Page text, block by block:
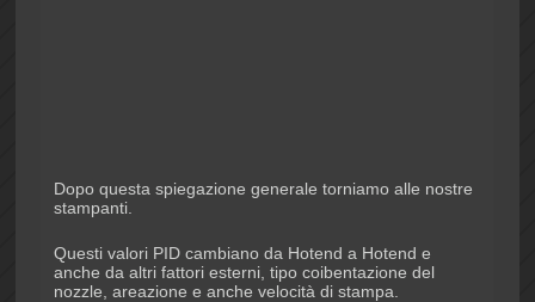
Dopo questa spiegazione generale torniamo alle nostre
stampanti.
Questi valori PID cambiano da Hotend a Hotend e
anche da altri fattori esterni, tipo coibentazione del
nozzle, areazione e anche velocità di stampa.